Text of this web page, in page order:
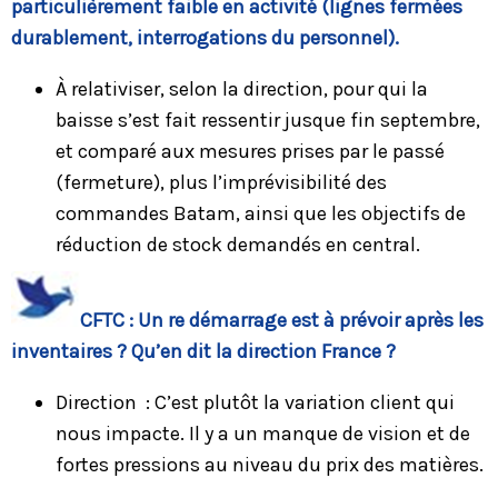
particulièrement faible en activité (lignes fermées
durablement, interrogations du personnel).
À relativiser, selon la direction, pour qui la
baisse s’est fait ressentir jusque fin septembre,
et comparé aux mesures prises par le passé
(fermeture), plus l’imprévisibilité des
commandes Batam, ainsi que les objectifs de
réduction de stock demandés en central.
CFTC : Un re démarrage est à prévoir après les
inventaires ? Qu’en dit la direction France ?
Direction : C’est plutôt la variation client qui
nous impacte. Il y a un manque de vision et de
fortes pressions au niveau du prix des matières.